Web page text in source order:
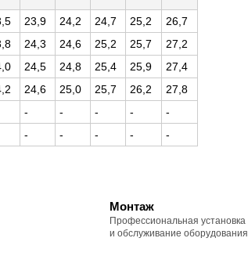
23,9 24,2 24,7 25,2
26,7
24,3 24,6 25,2 25,7
27,2
24,5 24,8 25,4 25,9
27,4
24,6 25,0 25,7 26,2
27,8
- - - -
-
- - - - -
Монтаж
Профессиональная установка
и обслуживание оборудования